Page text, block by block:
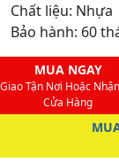
Chất liệu: Nhựa
Bảo hành: 60
MUA NGAY
Giao Tận Nơi Hoặc
Cửa Hàng